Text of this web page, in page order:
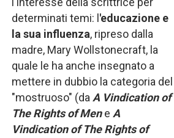
determinati temi: l 'educazione e
la sua influenza, ripreso dalla
madre, Mary Wollstonecraft, la
quale le ha anche insegnato a
mettere in dubbio la categoria del
"mostruoso" (da A Vindication of
The Rights of Mene A
Vindication of The Rights of